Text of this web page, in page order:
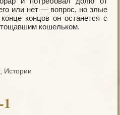
или нет — вопрос, но злые
концов он останется с
кошельком.
, Истории